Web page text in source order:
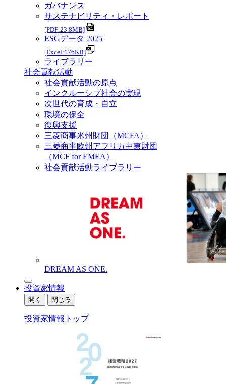
ガバナンス
サステナビリティ・レポート
[PDF:23.8MB]
ESGデータ 2025
[Excel:176KB]
ライブラリー
社会貢献活動
社会貢献活動の原点
インクルーシブ社会の実現
次世代の育成・自立
環境の保全
復興支援
三菱商事米州財団（MCFA）
三菱商事欧州アフリカ中東財団
（MCF for EMEA）
社会貢献活動ライブラリー
DREAM AS ONE.
投資家情報
開く 閉じる
投資家情報トップ